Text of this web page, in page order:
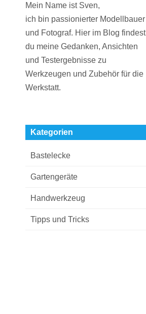
Mein Name ist Sven,
ich bin passionierter Modellbauer
und Fotograf. Hier im Blog findest
du meine Gedanken, Ansichten
und Testergebnisse zu
Werkzeugen und Zubehör für die
Werkstatt.
Kategorien
Bastelecke
Gartengeräte
Handwerkzeug
Tipps und Tricks